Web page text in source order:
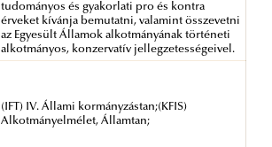
tudományos és gyakorlati pro és kontra
érveket kívánja bemutatni, valamint összevetni
az Egyesült Államok alkotmányának történeti
alkotmányos, konzervatív jellegzetességeivel.
(IFT) IV. Állami kormányzástan;(KFIS)
Alkotmányelmélet, Államtan;